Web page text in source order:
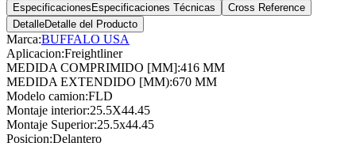
Especificaciones Especificaciones Técnicas
Cross Reference
DetalleDetalle del Producto
Marca:BUFFALO USA
Aplicacion:Freightliner
MEDIDA COMPRIMIDO [MM]:416 MM
MEDIDA EXTENDIDO [MM):670 MM
Modelo camion:FLD
Montaje interior:25.5X44.45
Montaje Superior:25.5x44.45
Posicion:Delantero